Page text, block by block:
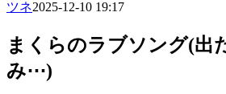
ツネ2025-12-10 19:17
まくらのラブソング(出
み⋯)